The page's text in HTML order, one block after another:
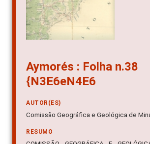
Aymorés : Folha n.38
{N3E6eN4E6
AUTOR(ES)
Comissão Geográfica e Geológica de
RESUMO